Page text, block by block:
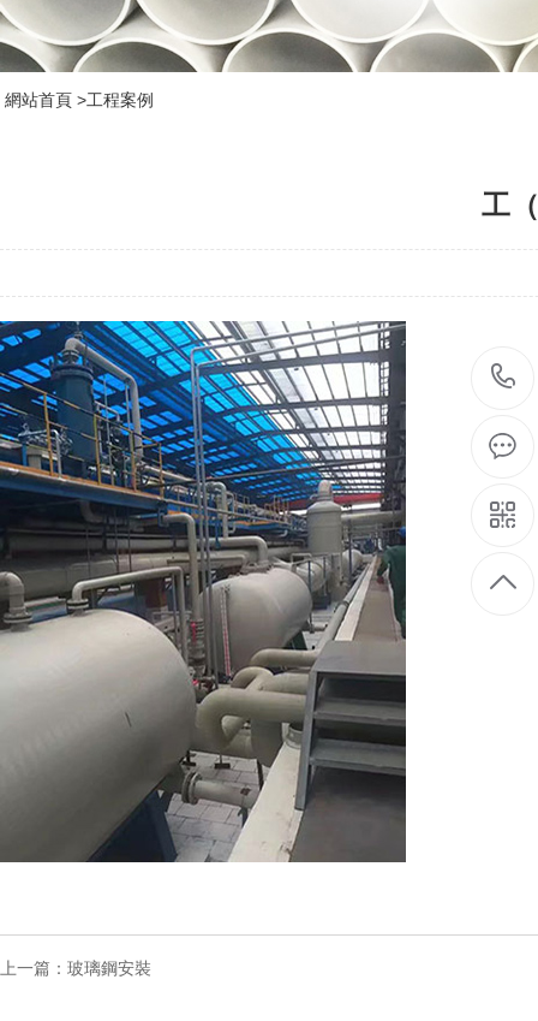
網站首頁 >工程案例
工
上一篇： 玻璃鋼安裝